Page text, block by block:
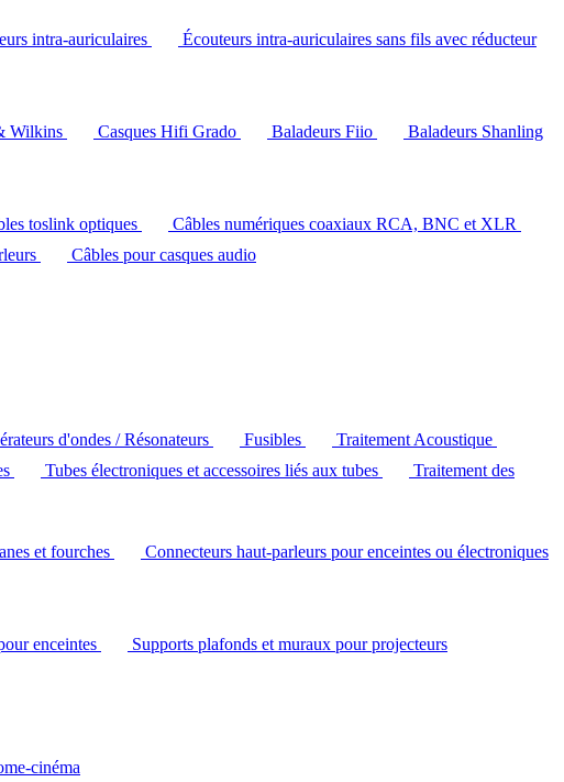
intra-auriculaires
Écouteurs intra-auriculaires sans fils avec réducteur
Wilkins Casques Hifi Grado Baladeurs Fiio
Baladeurs Shanling
toslink optiques
Câbles numériques coaxiaux RCA, BNC et XLR
Câbles pour casques audio
d'ondes / Résonateurs Fusibles
Traitement Acoustique
Tubes électroniques et accessoires liés aux tubes
Traitement des
et fourches
Connecteurs haut-parleurs pour enceintes ou électroniques
enceintes
Supports plafonds et muraux pour projecteurs
cinéma